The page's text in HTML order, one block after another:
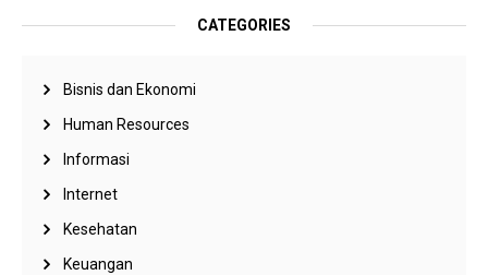
CATEGORIES
Bisnis dan Ekonomi
Human Resources
Informasi
Internet
Kesehatan
Keuangan